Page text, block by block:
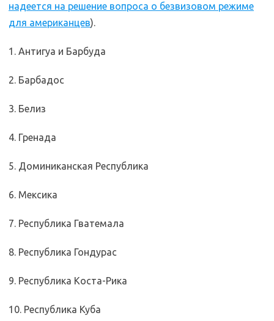
надеется на решение вопроса о безвизовом режиме
для американцев).
1. Антигуа и Барбуда
2. Барбадос
3. Белиз
4. Гренада
5. Доминиканская Республика
6. Мексика
7. Республика Гватемала
8. Республика Гондурас
9. Республика Коста-Рика
10. Республика Куба